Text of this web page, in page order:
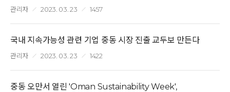
관리자 2023. 03. 23 1457
국내 지속가능성 관련 기업 중동 시장 진출 교두보 만든다
관리자 2023. 03. 23 1422
중동 오만서 열린 'Oman Sustainability Week',